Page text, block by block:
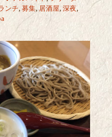
ンチ, 募集, 居酒屋, 深夜,